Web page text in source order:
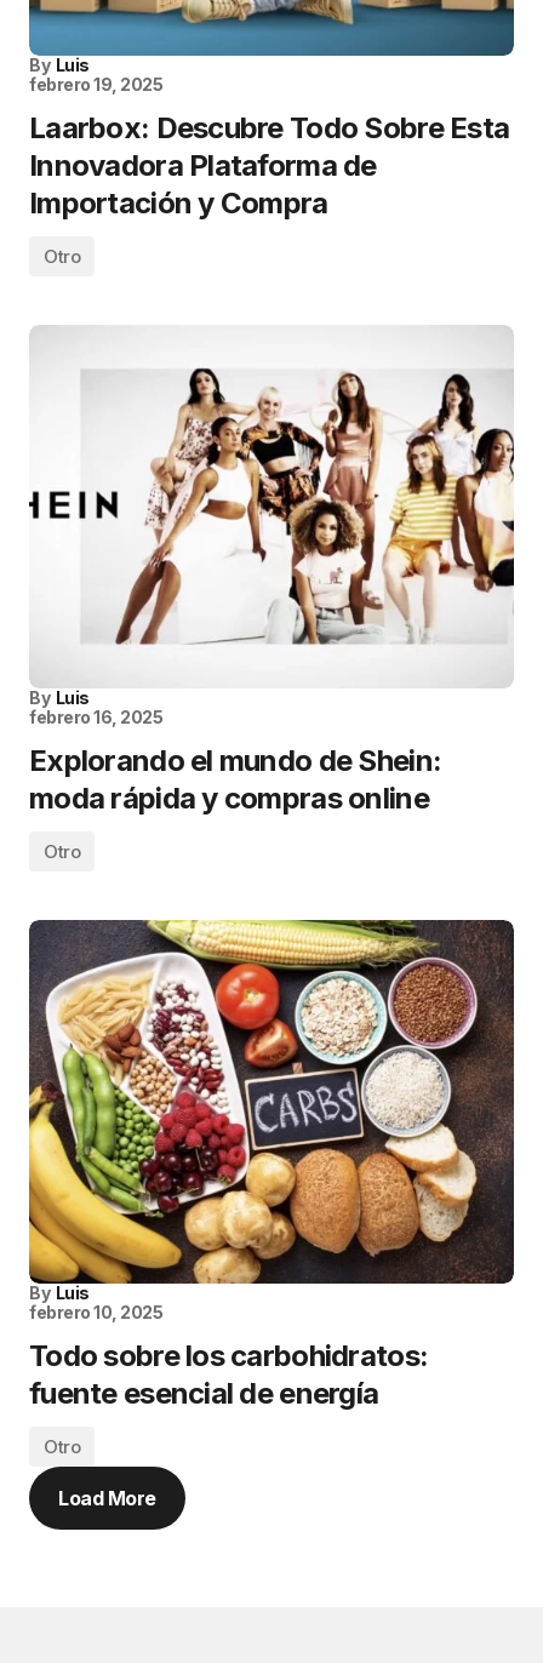
By Luis
febrero 19, 2025
Laarbox: Descubre Todo Sobre Esta
Innovadora Plataforma de
Importación y Compra
Otro
By Luis
febrero 16, 2025
Explorando el mundo de Shein:
moda rápida y compras online
Otro
By Luis
febrero 10, 2025
Todo sobre los carbohidratos:
fuente esencial de energía
Otro
Load More